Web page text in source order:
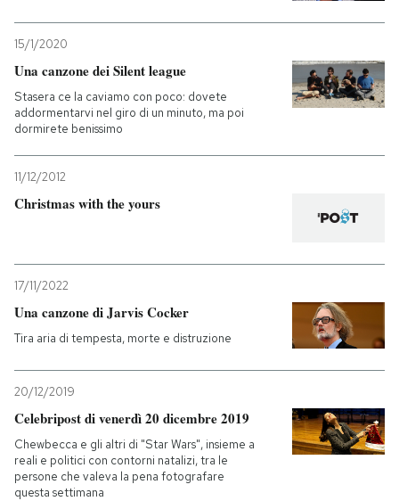
15/1/2020
Una canzone dei Silent league
Stasera ce la caviamo con poco: dovete
addormentarvi nel giro di un minuto, ma poi
dormirete benissimo
11/12/2012
Christmas with the yours
17/11/2022
Una canzone di Jarvis Cocker
Tira aria di tempesta, morte e distruzione
20/12/2019
Celebripost di venerdì 20 dicembre 2019
Chewbecca e gli altri di "Star Wars", insieme a
reali e politici con contorni natalizi, tra le
persone che valeva la pena fotografare
questa settimana